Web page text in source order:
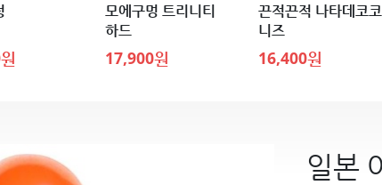
모에구멍 트리니티
하드
17,900원
끈적끈적 나타데코코
니즈
16,400원
일본